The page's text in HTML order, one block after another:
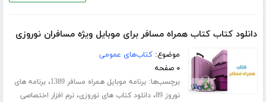
دانلود کتاب کتاب همراه مسافر برای موبایل ویژه مسافران نوروزی
موضوع:کتاب‌های عمومی
۰ صفحه
برچسب‌ها:برنامه موبایل همراه مسافر 1389 ،برنامه های
نوروز 89
،دانلود کتاب های نوروزی،نرم افزار اختصاصی